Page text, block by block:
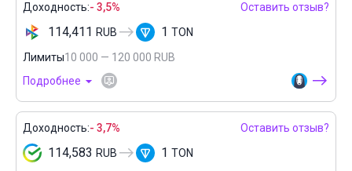
Доходность:- 3,5% Оставить отзыв?
114,411 RUB 1 TON
Лимиты10 000 — 120 000 RUB
Подробнее
Доходность:- 3,7% Оставить отзыв?
114,583 RUB 1 TON